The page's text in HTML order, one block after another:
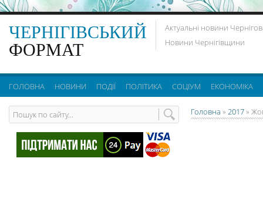
ЧЕРНІГІВСЬКИЙ
ФОРМАТ
Актуальні новини
Новини Чернігівщини
ГОЛОВНА НОВИНИ ПОДІЇ ПОЛІТИКА СОЦІУМ ЕКОНОМІКА
Головна » 2017»